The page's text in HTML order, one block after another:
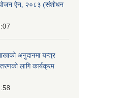
ऐन, २०८३ (संशोधन
अनुदानमा यन्त्र
लागि कार्यक्रम